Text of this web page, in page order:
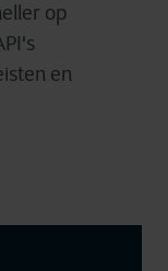
op
en